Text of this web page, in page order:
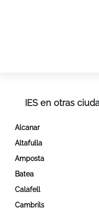
IES en otras
Alcanar
Altafulla
Amposta
Batea
Calafell
Cambrils